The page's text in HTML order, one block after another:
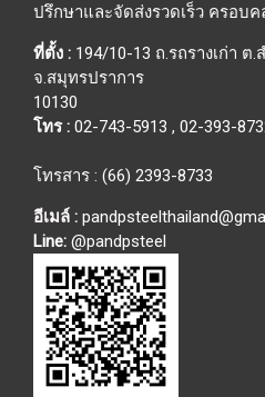
ปรึกษาและจัดส่งรวดเร็ว ครอบ
ที่ตั้ง : 194/10-13 ถ.รถรางเก่า ต
จ.สมุทรปราการ
10130
โทร : 02-743-5913 , 02-393-
โทรสาร : (66) 2393-8733
อีเมล์ :
Line: @pandpsteel